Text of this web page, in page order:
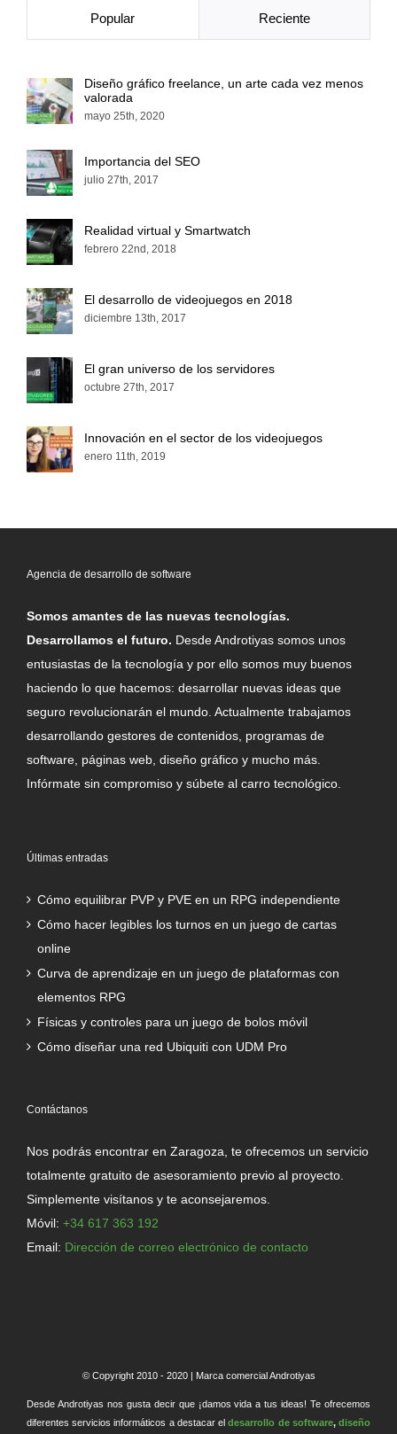
Popular Reciente
Diseño gráfico freelance, un arte cada vez menos
valorada
mayo 25th, 2020
Importancia del SEO
julio 27th, 2017
Realidad virtual y Smartwatch
febrero 22nd, 2018
El desarrollo de videojuegos en 2018
diciembre 13th, 2017
El gran universo de los servidores
octubre 27th, 2017
Innovación en el sector de los videojuegos
enero 11th, 2019
Agencia de desarrollo de software
Somos amantes de las nuevas tecnologías.
Desarrollamos el futuro. Desde Androtiyas somos unos
entusiastas de la tecnología y por ello somos muy buenos
haciendo lo que hacemos: desarrollar nuevas ideas que
seguro revolucionarán el mundo. Actualmente trabajamos
desarrollando gestores de contenidos, programas de
software, páginas web, diseño gráfico y mucho más.
Infórmate sin compromiso y súbete al carro tecnológico.
Últimas entradas
Cómo equilibrar PVP y PVE en un RPG independiente
Cómo hacer legibles los turnos en un juego de cartas
online
Curva de aprendizaje en un juego de plataformas con
elementos RPG
Físicas y controles para un juego de bolos móvil
Cómo diseñar una red Ubiquiti con UDM Pro
Contáctanos
Nos podrás encontrar en Zaragoza, te ofrecemos un servicio
totalmente gratuito de asesoramiento previo al proyecto.
Simplemente visítanos y te aconsejaremos.
Móvil: +34 617 363 192
Email: Dirección de correo electrónico de contacto
© Copyright 2010 - 2020 | Marca comercial Androtiyas
Desde Androtiyas nos gusta decir que ¡damos vida a tus ideas! Te ofrecemos
diferentes servicios informáticos a destacar eldesarrollo de software,diseño